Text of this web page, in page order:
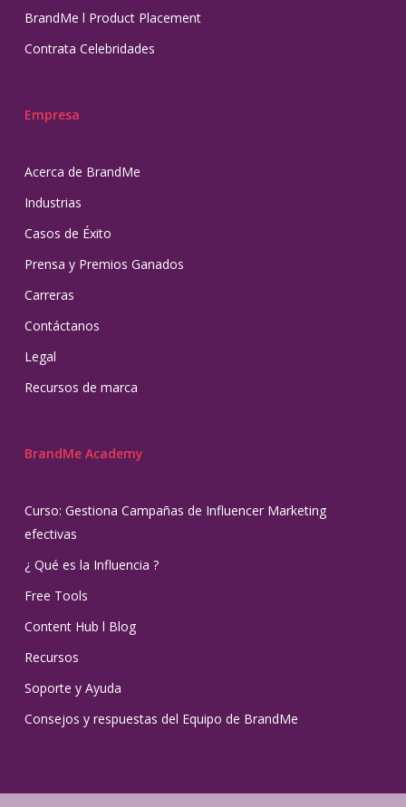
BrandMe l Product Placement
Contrata Celebridades
Empresa
Acerca de BrandMe
Industrias
Casos de Éxito
Prensa y Premios Ganados
Carreras
Contáctanos
Legal
Recursos de marca
BrandMe Academy
Curso: Gestiona Campañas de Influencer Marketing
efectivas
¿ Qué es la Influencia ?
Free Tools
Content Hub l Blog
Recursos
Soporte y Ayuda
Consejos y respuestas del Equipo de BrandMe